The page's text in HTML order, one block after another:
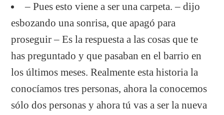
– Pues esto viene a ser una carpeta. – dijo
esbozando una sonrisa, que apagó para
proseguir – Es la respuesta a las cosas que te
has preguntado y que pasaban en el barrio en
los últimos meses. Realmente esta historia la
conocíamos tres personas, ahora la conocemos
sólo dos personas y ahora tú vas a ser la nueva